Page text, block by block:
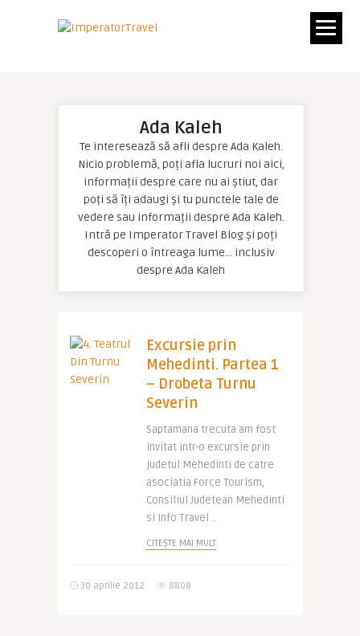
Ada Kaleh
Te interesează să afli despre Ada Kaleh.
Nicio problemă, poți afla lucruri noi aici,
informații despre care nu ai știut, dar
poți să îți adaugi și tu punctele tale de
vedere sau informații despre Ada Kaleh.
Intră pe Imperator Travel Blog și poți
descoperi o întreaga lume… inclusiv
despre Ada Kaleh
Excursie prin
Mehedinti. Partea 1
– Drobeta Turnu
Severin
Saptamana trecuta am fost
invitat intr-o excursie prin
judetul Mehedinti de catre
asociatia Force Tourism,
Consiliul Judetean Mehedinti
si Info Travel ..
CITEȘTE MAI MULT
30 aprilie 2012 8808